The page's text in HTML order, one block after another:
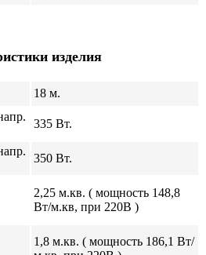
изделия
18 м.
335 Вт.
350 Вт.
2,25 м.кв. ( мощность 148,8
Вт/м.кв, при 220В )
1,8 м.кв. ( мощность 186,1 Вт/